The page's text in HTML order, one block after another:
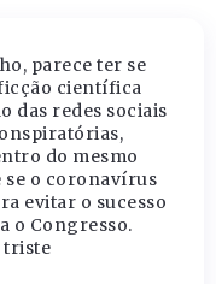
parece ter se
científica
das redes sociais
do mesmo
se o coronavírus
evitar o sucesso
o Congresso.
triste